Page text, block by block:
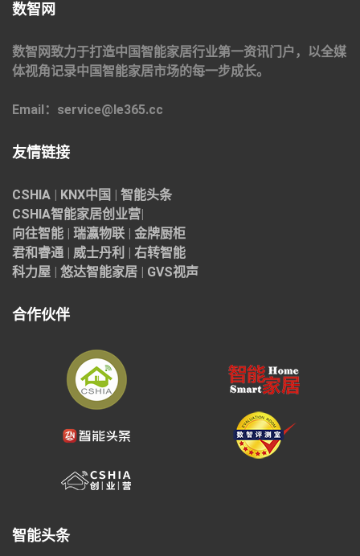
数智网
数智网致力于打造中国智能家居行业第一资讯门户，以全媒
体视角记录中国智能家居市场的每一步成长。
Email：service@le365.cc
友情链接
CSHIA KNX中国
智能头条
CSHIA智能家居创业营
向往智能
瑞瀛物联
金牌厨柜
君和睿通
威士丹利
右转智能
科力屋
悠达智能家居 GVS视声
合作伙伴
智能头条